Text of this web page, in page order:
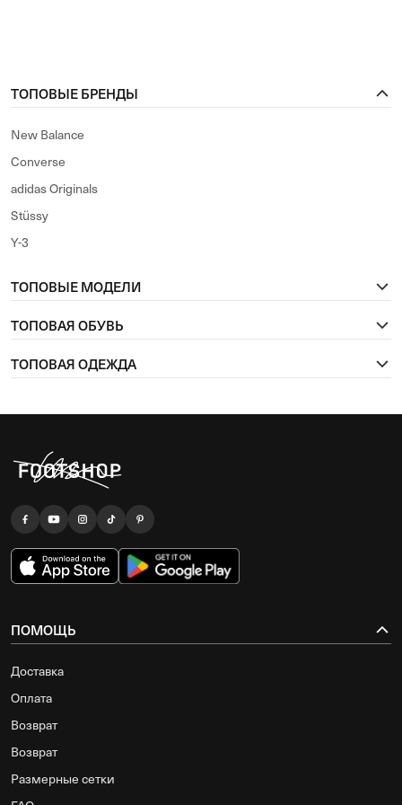
ТОПОВЫЕ БРЕНДЫ
New Balance
Converse
adidas Originals
Stüssy
Y-3
ТОПОВЫЕ МОДЕЛИ
ТОПОВАЯ ОБУВЬ
ТОПОВАЯ ОДЕЖДА
ПОМОЩЬ
Доставка
Оплата
Возврат
Возврат
Размерные сетки